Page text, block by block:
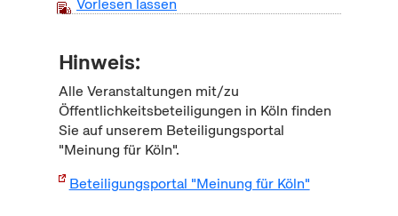
Vorlesen lassen
Hinweis:
Alle Veranstaltungen mit/zu
Öffentlichkeitsbeteiligungen in Köln finden
Sie auf unserem Beteiligungsportal
"Meinung für Köln".
Beteiligungsportal "Meinung für Köln"